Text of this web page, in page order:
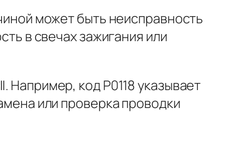
может быть неисправность
в свечах зажигания или
код P0118 указывает
или проверка проводки